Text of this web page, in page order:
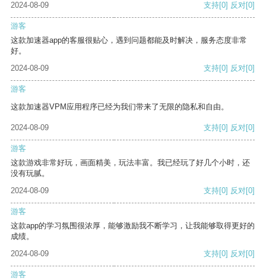
2024-08-09 支持[0] 反对[0]
游客
这款加速器app的客服很贴心，遇到问题都能及时解决，服务态度非常
好。
2024-08-09
支持[0] 反对[0]
游客
这款加速器VPM应用程序已经为我们带来了无限的隐私和自由。
2024-08-09 支持[0] 反对[0]
游客
这款游戏非常好玩，画面精美，玩法丰富。我已经玩了好几个小时，还
没有玩腻。
2024-08-09
支持[0] 反对[0]
游客
这款app的学习氛围很浓厚，能够激励我不断学习，让我能够取得更好的
成绩。
2024-08-09
支持[0] 反对[0]
游客